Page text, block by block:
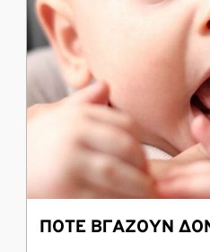
ΠΟΤΕ ΒΓΑΖΟΥΝ